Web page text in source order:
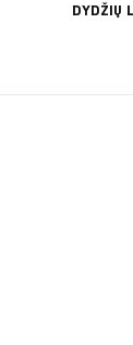
DYDŽIŲ